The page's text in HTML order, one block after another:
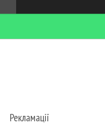
Рекламації